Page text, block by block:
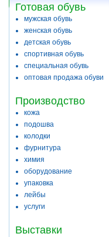
Готовая обувь
мужская обувь
женская обувь
детская обувь
спортивная обувь
специальная обувь
оптовая продажа обуви
Производство
кожа
подошва
колодки
фурнитура
химия
оборудование
упаковка
лейбы
услуги
Выставки